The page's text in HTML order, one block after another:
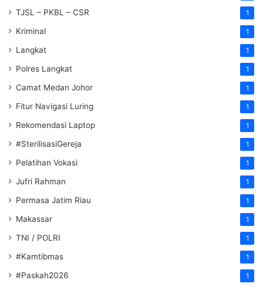
TJSL – PKBL – CSR 1
Kriminal 1
Langkat 1
Polres Langkat 1
Camat Medan Johor 1
Fitur Navigasi Luring 1
Rekomendasi Laptop 1
#SterilisasiGereja 1
Pelatihan Vokasi 1
Jufri Rahman 1
Permasa Jatim Riau 1
Makassar 1
TNI / POLRI 1
#Kamtibmas 1
#Paskah2026 1